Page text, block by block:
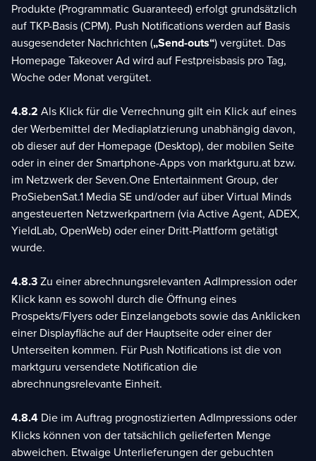
Produkte (Programmatic Guaranteed) erfolgt grundsätzlich
auf TKP-Basis (CPM). Push Notifications werden auf Basis
ausgesendeter Nachrichten („Send-outs“) vergütet. Das
Homepage Takeover Ad wird auf Festpreisbasis pro Tag,
Woche oder Monat vergütet.
4.8.2 Als Klick für die Verrechnung gilt ein Klick auf eines
der Werbemittel der Mediaplatzierung unabhängig davon,
ob dieser auf der Homepage (Desktop), der mobilen Seite
oder in einer der Smartphone-Apps von marktguru.at bzw.
im Netzwerk der Seven.One Entertainment Group, der
ProSiebenSat.1 Media SE und/oder auf über Virtual Minds
angesteuerten Netzwerkpartnern (via Active Agent, ADEX,
YieldLab, OpenWeb) oder einer Dritt-Plattform getätigt
wurde.
4.8.3Zu einer abrechnungsrelevanten AdImpression oder
Klick kann es sowohl durch die Öffnung eines
Prospekts/Flyers oder Einzelangebots sowie das Anklicken
einer Displayfläche auf der Hauptseite oder einer der
Unterseiten kommen. Für Push Notifications ist die von
marktguru versendete Notification die
abrechnungsrelevante Einheit.
4.8.4 Die im Auftrag prognostizierten AdImpressions oder
Klicks können von der tatsächlich gelieferten Menge
abweichen. Etwaige Unterlieferungen der gebuchten